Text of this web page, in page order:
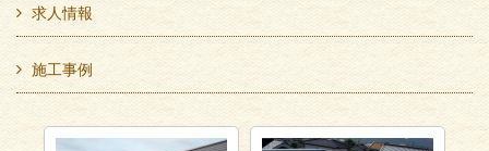
求人情報
施工事例